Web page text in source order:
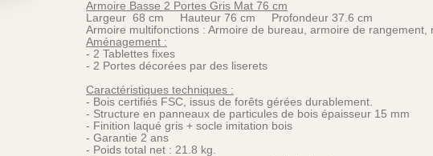
Armoire Basse 2 Portes Gris Mat 76 cm
Largeur 68 cm Hauteur 76 cm Profondeur 37.6 cm
Armoire multifonctions : Armoire de bureau, armoire de
Aménagement :
- 2 Tablettes fixes
- 2 Portes décorées par des liserets
Caractéristiques techniques :
- Bois certifiés FSC, issus de forêts gérées durablement.
- Structure en panneaux de particules de bois épaisseur 15 mm
- Finition laqué gris + socle imitation bois
- Garantie 2 ans
- Poids total net : 21.8 kg.